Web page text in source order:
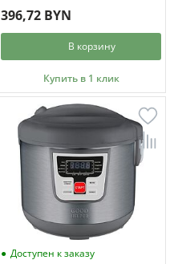
396,72 BYN
В корзину
Купить в 1 клик
Доступен к заказу